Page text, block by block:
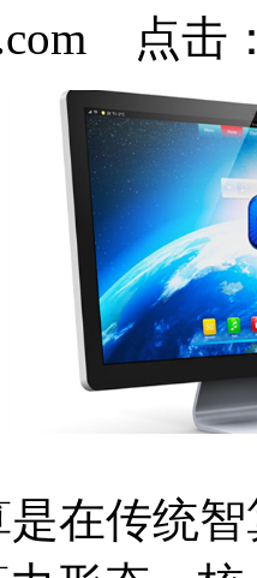
点击
传统智